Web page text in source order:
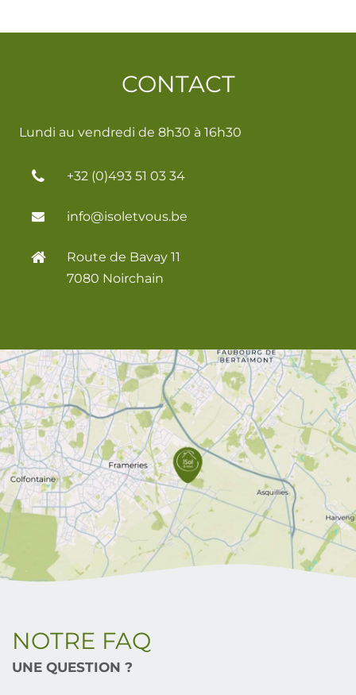
NOTRE FAQ
UNE QUESTION ?
CONTACT
Lundi au vendredi de 8h30 à 16h30
+32 (0)493 51 03 34
info@isoletvous.be
Route de Bavay 11
7080 Noirchain